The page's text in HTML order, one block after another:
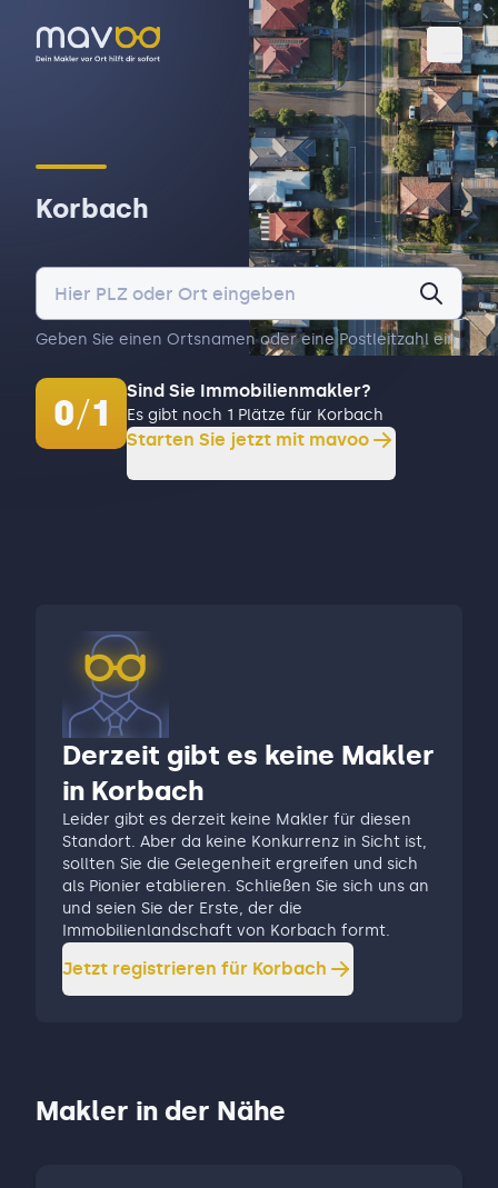
Korbach
Geben Sie einen Ortsnamen oder eine Postleitzahl ein.
0/1
Sind Sie Immobilienmakler?
Es gibt noch 1 Plätze für Korbach
Starten Sie jetzt mit mavoo
Derzeit gibt es keine Makler
in Korbach
Leider gibt es derzeit keine Makler für diesen
Standort. Aber da keine Konkurrenz in Sicht ist,
sollten Sie die Gelegenheit ergreifen und sich
als Pionier etablieren. Schließen Sie sich uns an
und seien Sie der Erste, der die
Immobilienlandschaft von Korbach formt.
Jetzt registrieren für Korbach
Makler in der Nähe